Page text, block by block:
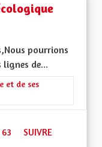
pourrions
de...
et de ses
63 63 ABONNÉS
SUIVRE